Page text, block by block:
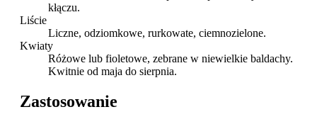
kłączu.
Liście
Liczne, odziomkowe, rurkowate, ciemnozielone.
Kwiaty
Różowe lub fioletowe, zebrane w niewielkie baldachy.
Kwitnie od maja do sierpnia.
Zastosowanie